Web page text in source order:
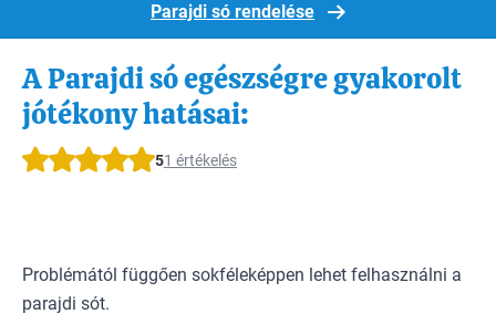
Parajdi só rendelése
A Parajdi só egészségre gyakorolt
jótékony hatásai:
51 értékelés
Problémától függően sokféleképpen lehet felhasználni a
parajdi sót.